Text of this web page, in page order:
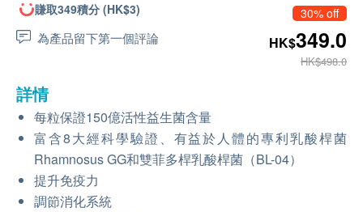
賺取349積分 (HK$3)
為產品留下第一個評論
30% off
HK$349.0
HK$498.0
詳情
每粒保證150億活性益生菌含量
富含8大經科學驗證、有益於人體的專利乳酸桿菌
Rhamnosus GG和雙菲多桿乳酸桿菌（BL-04）
提升免疫力
調節消化系統